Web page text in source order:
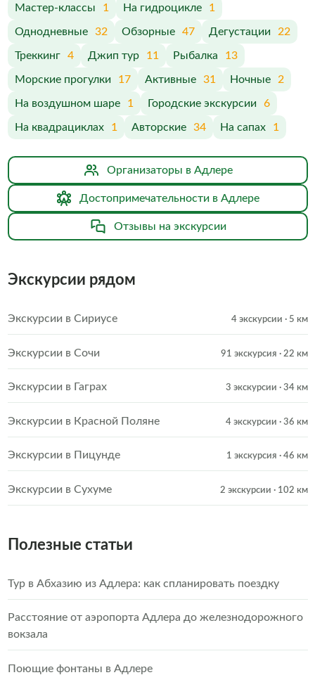
Мастер-классы 1 На гидроцикле 1
Однодневные 32 Обзорные 47 Дегустации 22
Треккинг 4 Джип тур 11 Рыбалка 13
Морские прогулки 17 Активные 31 Ночные 2
На воздушном шаре 1 Городские экскурсии 6
На квадрациклах 1 Авторские 34 На сапах 1
Организаторы в Адлере
Достопримечательности в Адлере
Отзывы на экскурсии
Экскурсии рядом
Экскурсии в Сириусе 4 экскурсии · 5 км
Экскурсии в Сочи 91 экскурсия · 22 км
Экскурсии в Гаграх 3 экскурсии · 34 км
Экскурсии в Красной Поляне 4 экскурсии · 36 км
Экскурсии в Пицунде 1 экскурсия · 46 км
Экскурсии в Сухуме 2 экскурсии · 102 км
Полезные статьи
Тур в Абхазию из Адлера: как спланировать поездку
Расстояние от аэропорта Адлера до железнодорожного
вокзала
Поющие фонтаны в Адлере